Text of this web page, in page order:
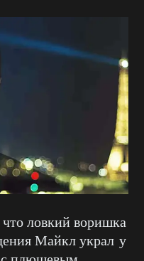
ловкий воришка
Майкл украл у